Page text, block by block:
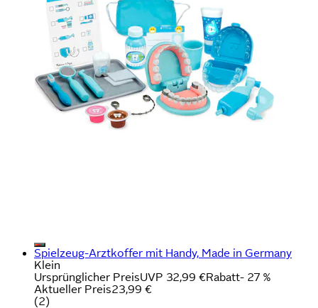
Spielzeug-Arztkoffer mit Handy, Made in Germany
Klein
Ursprünglicher PreisUVP 32,99 €Rabatt- 27 %
Aktueller Preis23,99 €
(2)